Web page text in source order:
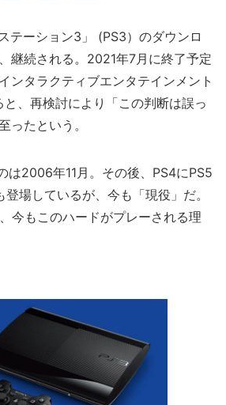
テーション3」 (PS3）のダウンロ
継続される。2021年7月に終了予定
ンタラクティブエンタテインメント
と、再検討により「この判断は誤っ
ったという。
は2006年11月。その後、PS4にPS5
場しているが、今も「現役」だ。
今もこのハードがプレーされる理